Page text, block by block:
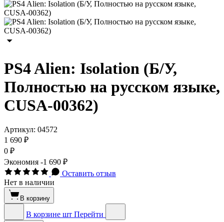
PS4 Alien: Isolation (Б/У,
Полностью на русском языке,
CUSA-00362)
Артикул: 04572
1 690 ₽
0 ₽
Экономия -1 690 ₽
Оставить отзыв
Нет в наличии
В корзину
В корзине шт Перейти